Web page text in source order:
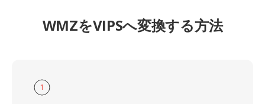
WMZをVIPSへ変換する方法
1